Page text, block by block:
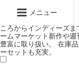
ミアムショップ
ハンマーとボードゲー
ころからインディーズ
ームマーケット新作や
豊富に取り扱い。 在庫
ーセットも充実。
メニュー